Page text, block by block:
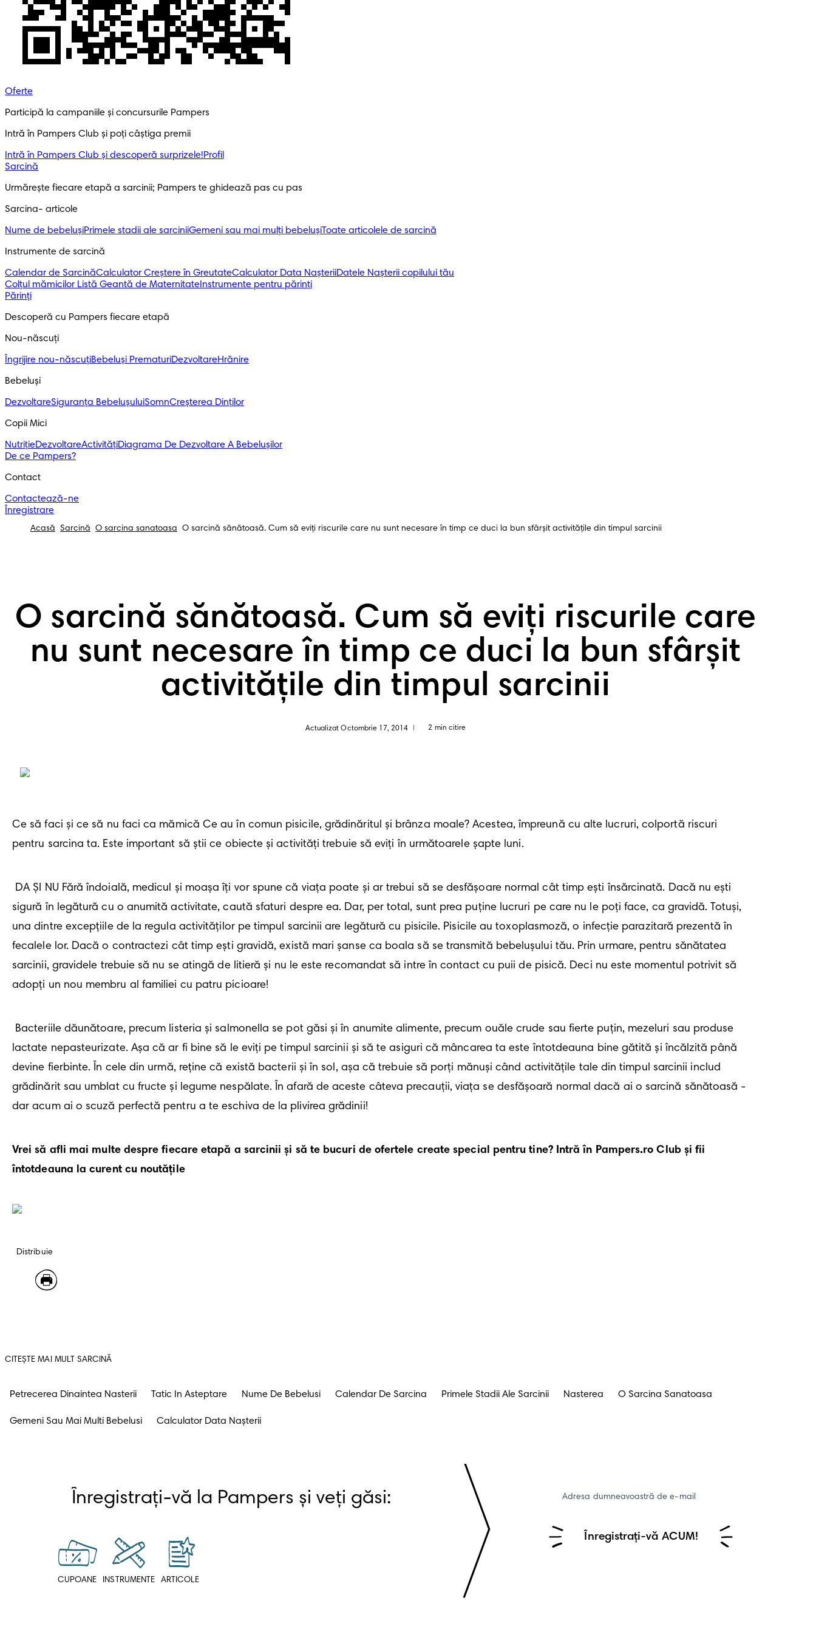
Oferte
Participă la campaniile și concursurile Pampers
Intră în Pampers Club și poți câștiga premii
Intră în Pampers Club și descoperă surprizele!​Profil
Sarcină
Urmărește fiecare etapă a sarcinii; Pampers te ghidează pas cu pas
Sarcina- articole
Nume de bebelușiPrimele stadii ale sarciniiGemeni sau mai mulți bebelușiToate articolele de sarcină
Instrumente de sarcină
Calendar de SarcinăCalculator Creștere în GreutateCalculator Data NașteriiDatele Nașterii copilului tău
Colțul mămicilor Listă Geantă de Maternitate Instrumente pentru părinți
Părinți
Descoperă cu Pampers fiecare etapă
Nou-născuți
Îngrijire nou-născuțiBebeluși PrematuriDezvoltareHrănire
Bebeluși
DezvoltareSiguranța BebelușuluiSomnCreșterea Dinților
Copii Mici
NutrițieDezvoltareActivitățiDiagrama De Dezvoltare A Bebelușilor
De ce Pampers?
Contact
Contactează-ne
Înregistrare
Acasă Sarcină O sarcina sanatoasa O sarcină sănătoasă. Cum să eviți riscurile care nu sunt necesare în timp ce duci la bun sfârșit activitățile din timpul sarcinii
O sarcină sănătoasă. Cum să eviți riscurile care
nu sunt necesare în timp ce duci la bun sfârșit
activitățile din timpul sarcinii
Actualizat Octombrie 17, 2014 2 min citire
Ce să faci și ce să nu faci ca mămică Ce au în comun pisicile, grădinăritul și brânza moale? Acestea, împreună cu alte lucruri, colportă riscuri
pentru sarcina ta. Este important să știi ce obiecte și activități trebuie să eviți în următoarele șapte luni.
sigură în legătură cu o anumită activitate, caută sfaturi despre ea. Dar, per total, sunt prea puține lucruri pe care nu le poți face, ca gravidă. Totuși,
una dintre excepțiile de la regula activităților pe timpul sarcinii are legătură cu pisicile. Pisicile au toxoplasmoză, o infecție parazitară prezentă în
fecalele lor. Dacă o contractezi cât timp ești gravidă, există mari șanse ca boala să se transmită bebelușului tău. Prin urmare, pentru sănătatea
sarcinii, gravidele trebuie să nu se atingă de litieră și nu le este recomandat să intre în contact cu puii de pisică. Deci nu este momentul potrivit să
adopți un nou membru al familiei cu patru picioare!
lactate nepasteurizate. Așa că ar fi bine să le eviți pe timpul sarcinii și să te asiguri că mâncarea ta este întotdeauna bine gătită și încălzită până
devine fierbinte. În cele din urmă, reține că există bacterii și în sol, așa că trebuie să porți mănuși când activitățile tale din timpul sarcinii includ
grădinărit sau umblat cu fructe și legume nespălate. În afară de aceste câteva precauții, viața se desfășoară normal dacă ai o sarcină sănătoasă -
dar acum ai o scuză perfectă pentru a te eschiva de la plivirea grădinii!
Vrei să afli mai multe despre fiecare etapă a sarcinii și să te bucuri de ofertele create special pentru tine? Intră în Pampers.ro Club și fii
întotdeauna la curent cu noutățile
Distribuie
CITEȘTE MAI MULT SARCINĂ
Petrecerea Dinaintea Nasterii Tatic In Asteptare Nume De Bebelusi Calendar De Sarcina Primele Stadii Ale Sarcinii Nasterea O Sarcina Sanatoasa
Gemeni Sau Mai Multi Bebelusi Calculator Data Nașterii
CUPOANE INSTRUMENTE ARTICOLE
Adresa dumneavoastră de e-mail
Înregistrați-vă ACUM!